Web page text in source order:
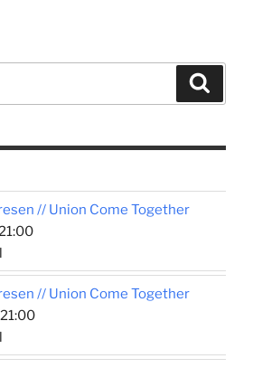
// Union Come Together
// Union Come Together